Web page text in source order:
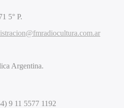
5° P.
Argentina.
9 11 5577 1192